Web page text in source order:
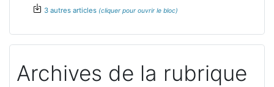
3 autres articles
Archives de la rubrique